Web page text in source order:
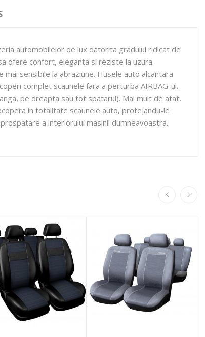
automobilelor de lux datorita gradului ridicat de
ofere confort, eleganta si reziste la uzura.
sensibile la abraziune. Husele auto alcantara
complet scaunele fara a perturba AIRBAG-ul.
pe dreapta sau tot spatarul). Mai mult de atat,
in totalitate scaunele auto, protejandu-le
a interiorului masinii dumneavoastra.